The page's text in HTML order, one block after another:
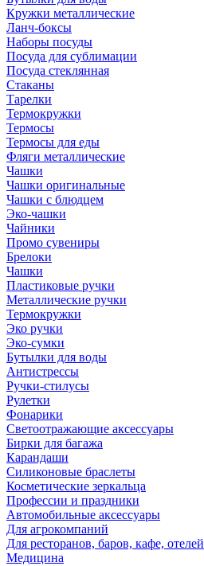
Кружки металлические
Ланч-боксы
Наборы посуды
Посуда для сублимации
Посуда стеклянная
Стаканы
Тарелки
Термокружки
Термосы
Термосы для еды
Фляги металлические
Чашки
Чашки оригинальные
Чашки с блюдцем
Эко-чашки
Чайники
Промо сувениры
Брелоки
Чашки
Пластиковые ручки
Металлические ручки
Термокружки
Эко ручки
Эко-сумки
Бутылки для воды
Антистрессы
Ручки-стилусы
Рулетки
Фонарики
Светоотражающие аксессуары
Бирки для багажа
Карандаши
Силиконовые браслеты
Косметические зеркальца
Профессии и праздники
Автомобильные аксессуары
Для агрокомпаний
Для ресторанов, баров, кафе, отелей
Медицина